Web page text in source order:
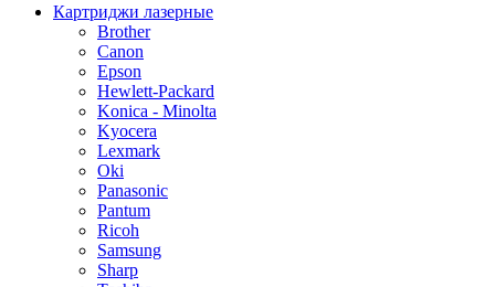
Картриджи лазерные
Brother
Canon
Epson
Hewlett-Packard
Konica - Minolta
Kyocera
Lexmark
Oki
Panasonic
Pantum
Ricoh
Samsung
Sharp